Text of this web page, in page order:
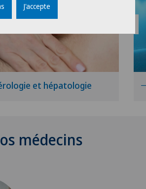
et hépatologie
médecins
J'accepte